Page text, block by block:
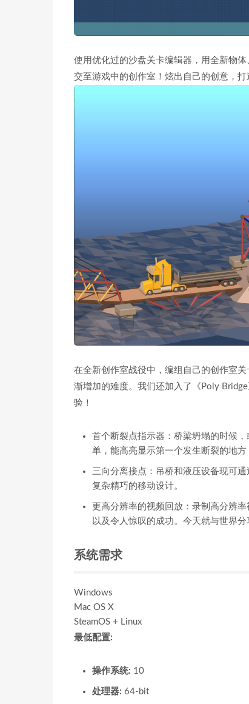
使用优化过的沙盘关卡编辑器，用全新物
交至游戏中的创作室！炫出自己的创意，
在全新创作室战役中，编组自己的创作室
渐增加的难度。我们还加入了《Poly
验！
首个断裂点指示器：桥梁坍塌的时候
单，能高亮显示第一个发生断裂的地方
三向分离接点：吊桥和液压设备现可
复杂精巧的移动设计。
更高分辨率的视频回放：录制高分辨
以及令人惊叹的成功。今天就与世界分
系统需求
Windows
Mac OS X
SteamOS + Linux
最低配置:
操作系统: 10
处理器: 64-bit